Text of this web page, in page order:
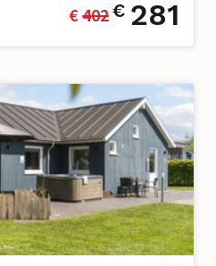
€ 402€ 281